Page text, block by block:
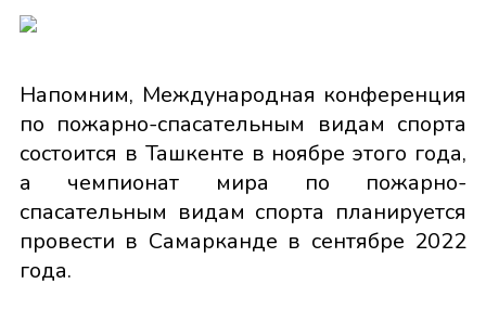
Напомним, Международная конференция
по пожарно-спасательным видам спорта
состоится в Ташкенте в ноябре этого года,
а чемпионат мира по пожарно-
спасательным видам спорта планируется
провести в Самарканде в сентябре 2022
года.